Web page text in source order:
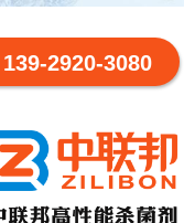
139-2920-3080